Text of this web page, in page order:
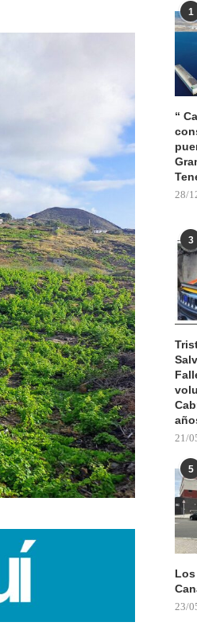
1
“
28/
3
21/
5
23/